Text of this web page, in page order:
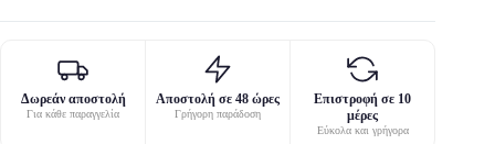
Δωρεάν αποστολή
Για κάθε παραγγελία
Αποστολή σε 48 ώρες
Γρήγορη παράδοση
Επιστροφή σε 10
μέρες
Εύκολα και γρήγορα